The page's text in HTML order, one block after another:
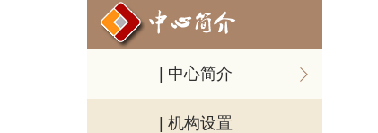
| 中心简介
| 机构设置